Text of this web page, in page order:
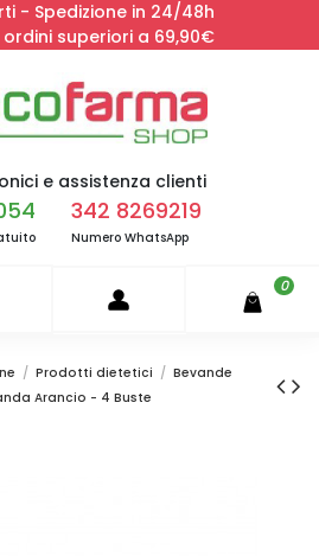
- Spedizione in 24/48h
superiori a 69,90€
e assistenza clienti
342 8269219
Numero WhatsApp
0
Prodotti dietetici
Bevande
Arancio - 4 Buste